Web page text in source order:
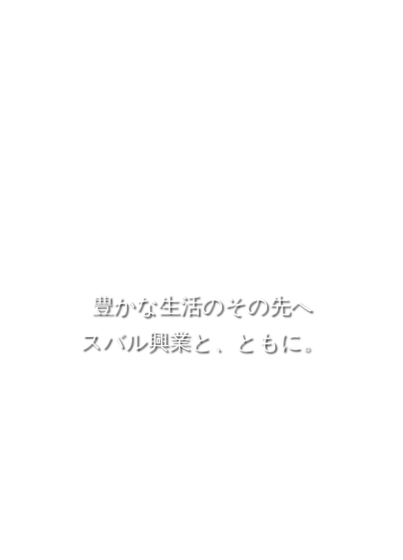
豊かな生活のその先へ
スバル興業と、ともに。